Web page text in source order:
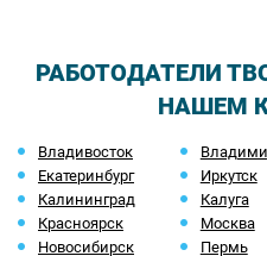
РАБОТОДАТЕЛИ
НАШЕМ
Владивосток
Екатеринбург
Иркутск
Калининград
Калуга
Красноярск
Москва
Новосибирск
Пермь